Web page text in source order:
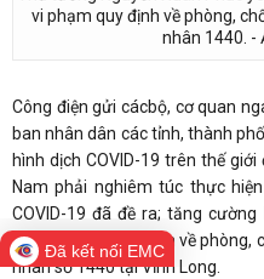
vi phạm quy định về phòng,
nhân 1440. -
Công điện gửi cácbộ, cơ quan
ban nhân dân các tỉnh, thành
hình dịch COVID-19 trên thế
Nam phải nghiêm túc thực
COVID-19 đã đề ra; tăng
hợp vi phạm quy định về phòng,
nhân số 1440 tại Vĩnh Long.
Đã kết nối EMC